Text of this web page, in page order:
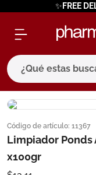
✨FREE
¿Qué estas
Código de artículo: 11367
Limpiador
x100gr
términos
1. eucerin